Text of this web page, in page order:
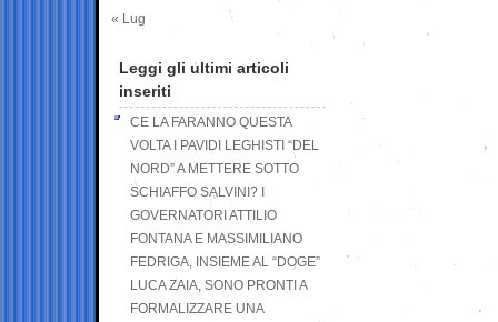
« Lug
Leggi gli ultimi articoli
inseriti
CE LA FARANNO QUESTA
VOLTA I PAVIDI LEGHISTI “DEL
NORD” A METTERE SOTTO
SCHIAFFO SALVINI? I
GOVERNATORI ATTILIO
FONTANA E MASSIMILIANO
FEDRIGA, INSIEME AL “DOGE”
LUCA ZAIA, SONO PRONTI A
FORMALIZZARE UNA